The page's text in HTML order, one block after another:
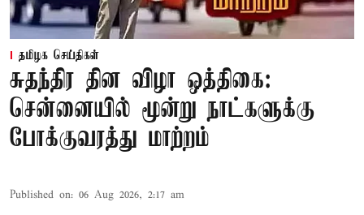
தமிழக செய்திகள்
சுதந்திர தின விழா ஒத்திகை:
சென்னையில் மூன்று நாட்களுக்கு
போக்குவரத்து மாற்றம்
Published on: 06 Aug 2026, 2:17 am